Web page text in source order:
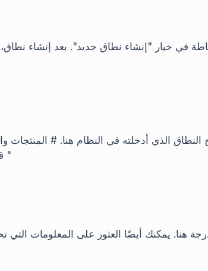
قائمة على اليسار. انتقل إلى "